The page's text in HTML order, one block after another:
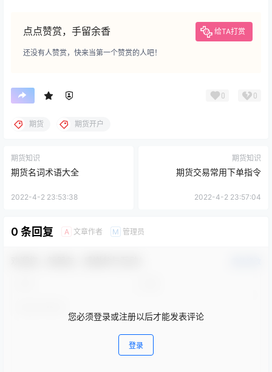
点点赞赏，手留余香 给TA打赏
还没有人赞赏，快来当第一个赞赏的人吧！
0 0
期货 期货开户
期货知识
期货名词术语大全
2022-4-2 23:53:38
期货知识
期货交易常用下单指令
2022-4-2 23:57:04
0 条回复 A 文章作者 M 管理员
您必须登录或注册以后才能发表评论
登录